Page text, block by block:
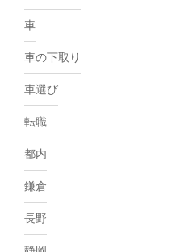
車
車の下取り
車選び
転職
都内
鎌倉
長野